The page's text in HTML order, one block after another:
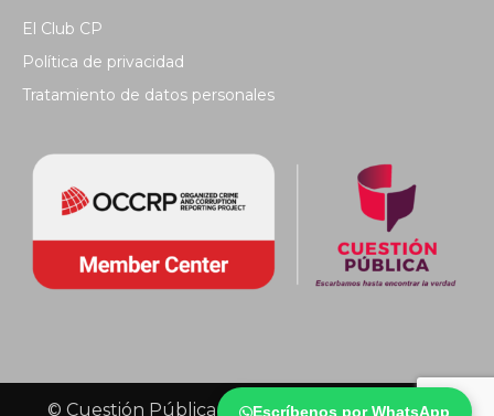
Escríbenos por WhatsApp
El Club CP
Política de privacidad
Tratamiento de datos personales
© Cuestión Pública 2018 - Todos los derechos